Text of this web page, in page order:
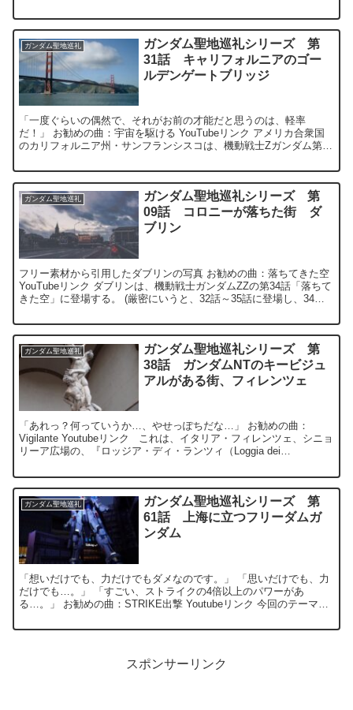
ガンダム聖地巡礼
ガンダム聖地巡礼シリーズ 第
31話 キャリフォルニアのゴー
ルデンゲートブリッジ
「一度ぐらいの偶然で、それがお前の才能だと思うのは、軽率
だ！」 お勧めの曲：宇宙を駆ける YouTubeリンク アメリカ合衆国
のカリフォルニア州・サンフランシスコは、機動戦士Zガンダム第15
ガンダム聖地巡礼
ガンダム聖地巡礼シリーズ 第
09話 コロニーが落ちた街 ダ
ブリン
フリー素材から引用したダブリンの写真 お勧めの曲：落ちてきた空
YouTubeリンク ダブリンは、機動戦士ガンダムZZの第34話「落ちて
きた空」に登場する。 (厳密にいうと、32話～35話に登場し、34話
ガンダム聖地巡礼
ガンダム聖地巡礼シリーズ 第
38話 ガンダムNTのキービジュ
アルがある街、フィレンツェ
「あれっ？何っていうか…、やせっぽちだな…」 お勧めの曲：
Vigilante Youtubeリンク これは、イタリア・フィレンツェ、シニョ
リーア広場の、『ロッジア・ディ・ランツィ（Loggia dei
ガンダム聖地巡礼
ガンダム聖地巡礼シリーズ 第
61話 上海に立つフリーダムガ
ンダム
「想いだけでも、力だけでもダメなのです。」 「思いだけでも、力
だけでも…。」 「すごい、ストライクの4倍以上のパワーがあ
る…。」 お勧めの曲：STRIKE出撃 Youtubeリンク 今回のテーマで
スポンサーリンク